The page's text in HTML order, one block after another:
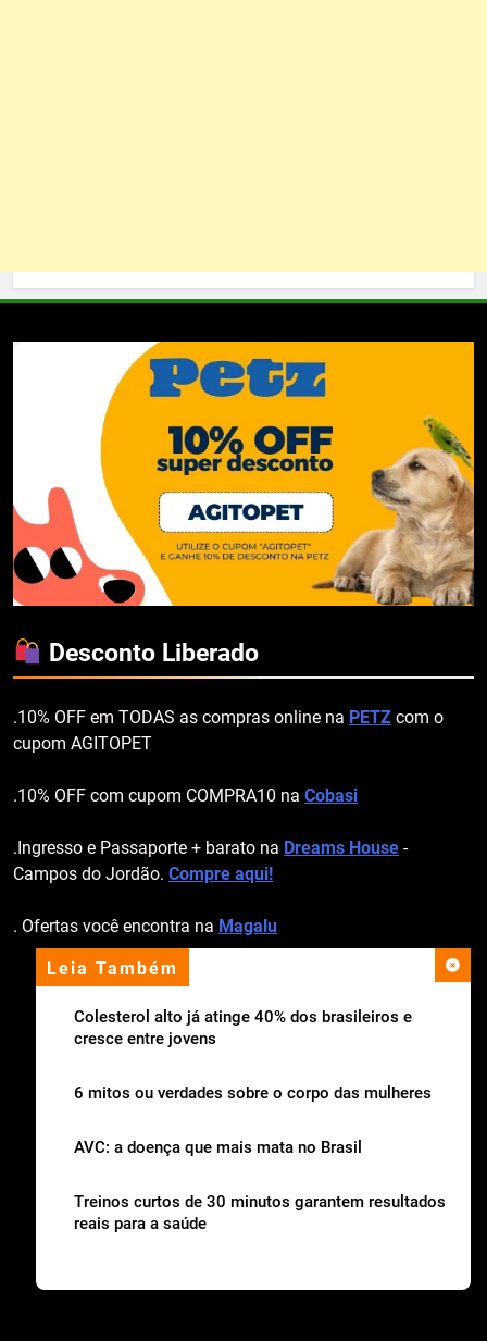
Leia Também
Colesterol alto já atinge 40% dos brasileiros e
cresce entre jovens
6 mitos ou verdades sobre o corpo das mulheres
AVC: a doença que mais mata no Brasil
Treinos curtos de 30 minutos garantem resultados
reais para a saúde
Desconto Liberado
.10% OFF em TODAS as compras online na PETZ com o
cupom AGITOPET
.10% OFF com cupom COMPRA10 na Cobasi
.Ingresso e Passaporte + barato na Dreams House -
Campos do Jordão. Compre aqui!
. Ofertas você encontra na Magalu
apoio institucional